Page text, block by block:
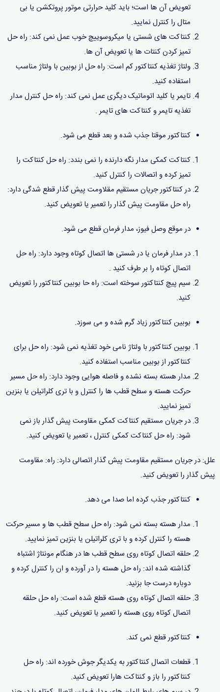
تعویض آن ها است؛ باید کلید حرارتی موتور پروتکشن یا بی
متال را کنترل نمایید.
کنتاکت های شستی یا میکروسوییچ خوب عمل نمی کند: راه حل
تمیز کردن کنتات ها یا تعویض آن ها.
ولتاژ تغذیه کنتاکتور کم است: راه حل از بوبین با ولتاژ مناسب
استفاده کنید.
تایمر یا کلید اتوماتیک دیگری عمل نمی کند: راه حل کنترل مدار
تغذیه تایمر و کنتاکت های تایمر .
کنتاکتور موقتا جذب شده و بعد قطع می شود.
کنتاکت کمکی مدار نگه دارنده را نمی بندد: راه حل کنتاکت را
تمیز کرده و اتصالات را کنترل کنید.
در کنتاکتور جریان مستقیم مقلاومت پیش گذار قطع شدگی دارد:
راه حل مقاومت پیش گذار را تعمیر یا تعویض کنید.
در موقع وصل فیوز، مدار فرمان قطع می شود.
در مدار فرمان یا در شستی ها اتصال کوتاه وجود دارد: راه حل
اتصال کوتاه را بر طرف کنید .
سیم پیچ کنتاکتور سوخته است: راه حا بوبین کنتاکتور را تعویض
کنید.
بوبین کنتاکتور زیاد گرم شده و می سوزد.
بوبین کنتاکتور با ولتاژ نامی خود تغذیه نمی شود: راه حل برای
کنتاکتور از بوبین مناسب استفاده کنید.
مدار هسته بسته نشده و فاصله هوایی وجود دارد: راه حل مسیر
حرکت هسته و سطح قطب ها را کنترل و با تری کلراتیلن یا بنزین
تمیز نمایید.
در جریان مستقیم کنتاکت کمکی مقاومت پیش گذار باز نمی
شود: راه حل کنتاکت کمکی کنترل ، تعمیر یا تعویض کنید.
علل: در جریان مستقیم مقاومت پیش گذار اتصالی دارد: راه: مقاومت
پیش گذار را تعویض کنید.
کنتاکتور جذب کرده اما صدا می دهد.
مدار هسته بسته نمی شود: راه حل سطح قطب ها و مسیر حرکت
هسته را کنترل کرده و با تری کلراتیلن یا بنزین تمیز نمایید.
حلقه اتصال کوتاه روی سطح قطب ها در هنگام مونتاژ اشتباه
گذاشته شده اند: راه حل هسته را در آورده و ان را کنترل کرده و
دوباره درست جا بزنید.
حلقه اتصال کوتاه روی هسته قطع شده است: راه حل حلقه
اتصال کوتاه روی هسته را تعمیر یا تعویض کنید.
کنتاکتور قطع نمی کند.
قطعات اتصال کنتاکتور به یکدیگر جوش خورده اند: راه حل
کنتاکتور را باز و کنتاکت هارا تعویض کنید.